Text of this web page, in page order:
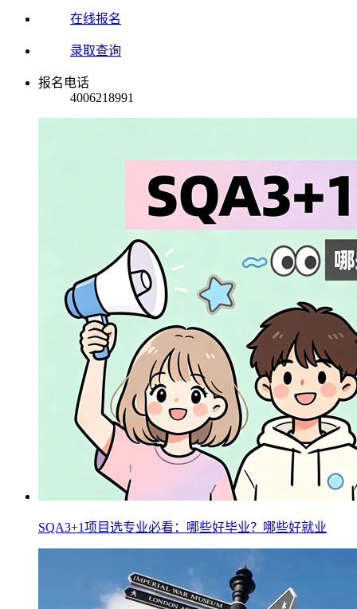
在线报名
录取查询
报名电话
4006218991
SQA3+1项目选专业必看：哪些好毕业？哪些好就业